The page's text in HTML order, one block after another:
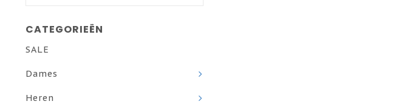
CATEGORIEËN
SALE
Dames
Heren